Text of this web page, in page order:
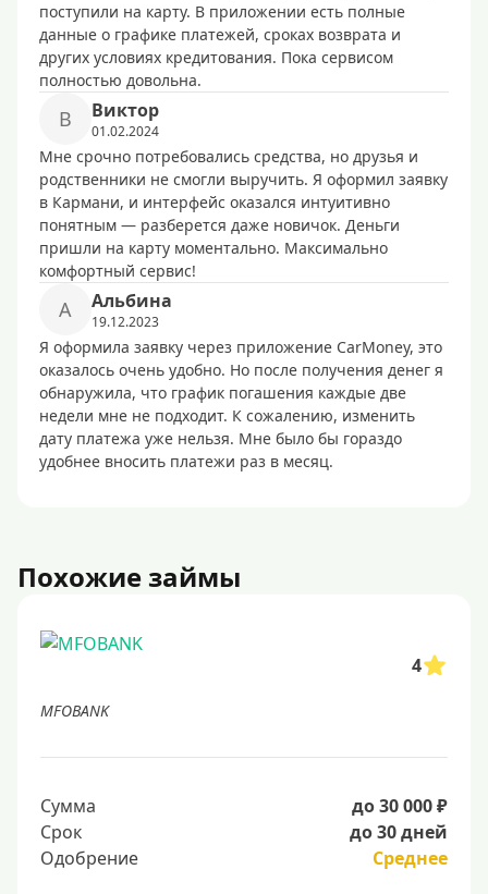
поступили на карту. В приложении есть полные
данные о графике платежей, сроках возврата и
других условиях кредитования. Пока сервисом
полностью довольна.
В Виктор
01.02.2024
Мне срочно потребовались средства, но друзья и
родственники не смогли выручить. Я оформил заявку
в Кармани, и интерфейс оказался интуитивно
понятным — разберется даже новичок. Деньги
пришли на карту моментально. Максимально
комфортный сервис!
А Альбина
19.12.2023
Я оформила заявку через приложение CarMoney, это
оказалось очень удобно. Но после получения денег я
обнаружила, что график погашения каждые две
недели мне не подходит. К сожалению, изменить
дату платежа уже нельзя. Мне было бы гораздо
удобнее вносить платежи раз в месяц.
Похожие займы
4
MFOBANK
Сумма
до 30 000 ₽
Срок
до 30 дней
Одобрение
Среднее